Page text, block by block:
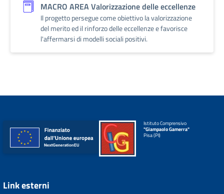
MACRO AREA Valorizzazione delle eccellenze
Il progetto persegue come obiettivo la valorizzazione
del merito ed il rinforzo delle eccellenze e favorisce
l'affermarsi di modelli sociali positivi.
Istituto Comprensivo
"Giampaolo Gamerra"
Pisa (PI)
Link esterni